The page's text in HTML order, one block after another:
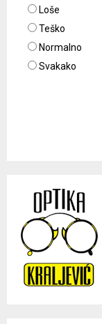
Loše
Teško
Normalno
Svakako